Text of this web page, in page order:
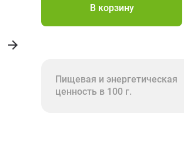
В корзину
Пищевая и энергетическая
ценность в 100 г.